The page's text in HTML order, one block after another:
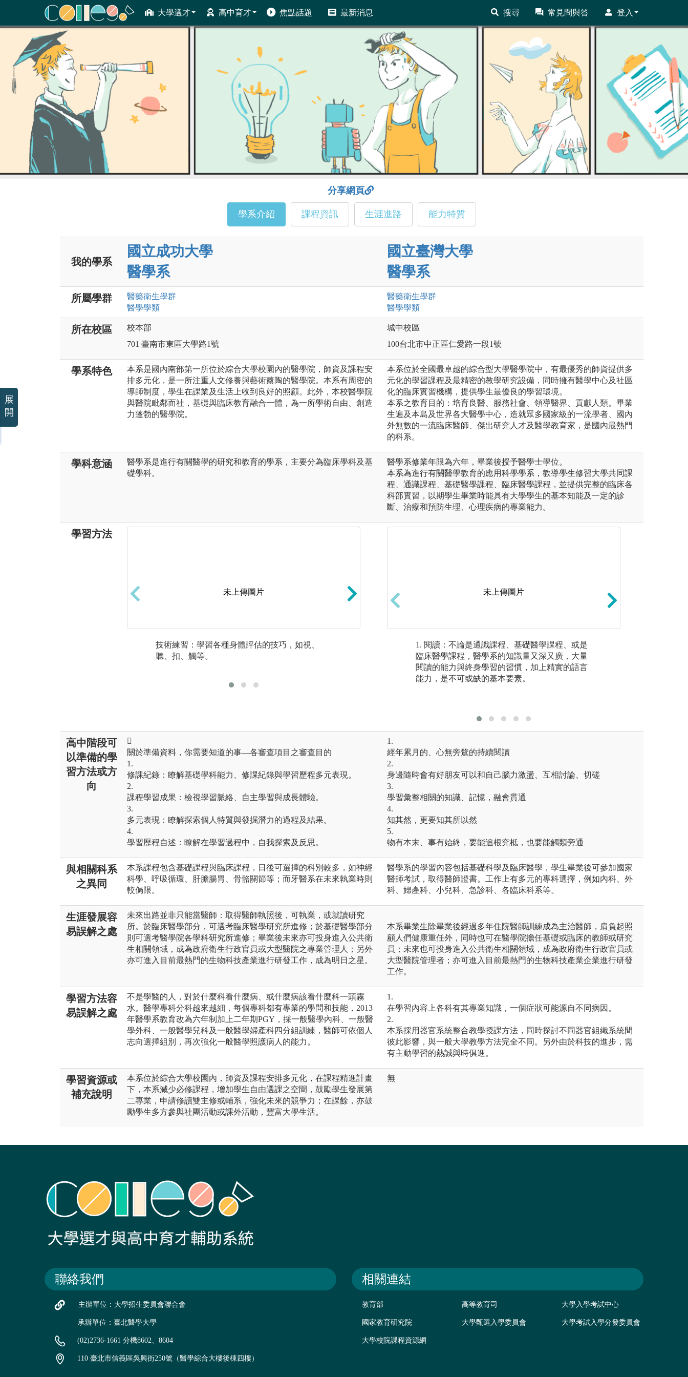
大學選才 高中育才 焦點話題 最新消息 搜尋 常見問與答 登入
ColleGo! 大學選才與高中育才輔助系統
分享網頁
學系介紹 課程資訊 生涯進路 能力特質
我的學系
國立成功大學
醫學系
國立臺灣大學
醫學系
所屬學群 醫藥衛生學群
醫學學類
醫藥衛生學群
醫學學類
所在校區
校本部
701 臺南市東區大學路1號
城中校區
100台北市中正區仁愛路一段1號
學系特色
本系是國內南部第一所位於綜合大學校園內的醫學院，師資及課程安
排多元化，是一所注重人文修養與藝術薰陶的醫學院。本系有周密的
導師制度，學生在課業及生活上收到良好的照顧。此外，本校醫學院
與醫院毗鄰而社，基礎與臨床教育融合一體，為一所學術自由、創造
力蓬勃的醫學院。
本系位於全國最卓越的綜合型大學醫學院中，有最優秀的師資提供多
元化的學習課程及最精密的教學研究設備，同時擁有醫學中心及社區
化的臨床實習機構，提供學生最優良的學習環境。
本系之教育目的：培育良醫、服務社會、領導醫界、貢獻⼈類。畢業
生遍及本島及世界各大醫學中心，造就眾多國家級的一流學者、國內
外無數的一流臨床醫師、傑出研究人才及醫學教育家，是國內最熱門
的科系。
學科意涵
醫學系是進行有關醫學的研究和教育的學系，主要分為臨床學科及基
礎學科。
醫學系修業年限為六年，畢業後授予醫學士學位。
本系為進行有關醫學教育的應用科學學系，教導學生修習大學共同課
程、通識課程、基礎醫學課程、臨床醫學課程，並提供完整的臨床各
科部實習，以期學生畢業時能具有大學學生的基本知能及一定的診
斷、治療和預防生理、心理疾病的專業能力。
學習方法
未上傳圖片
技術練習：學習各種身體評估的技巧，如視、
聽、扣、觸等。
未上傳圖片
合作學習：小組討論與團隊合作。
未上傳圖片
1. 閱讀：不論是通識課程、基礎醫學課程、或是
臨床醫學課程，醫學系的知識量又深又廣，大量
閱讀的能力與終身學習的習慣，加上精實的語言
能力，是不可或缺的基本要素。
高中階段可
以準備的學
習方法或方
向

關於準備資料，你需要知道的事—各審查項目之審查目的
1.
修課紀錄：瞭解基礎學科能力、修課紀錄與學習歷程多元表現。
2.
課程學習成果：檢視學習脈絡、自主學習與成長體驗。
3.
多元表現：瞭解探索個人特質與發掘潛力的過程及結果。
4.
學習歷程自述：瞭解在學習過程中，自我探索及反思。
1.
經年累月的、心無旁鶩的持續閱讀
2.
身邊隨時會有好朋友可以和自己腦力激盪、互相討論、切磋
3.
學習彙整相關的知識、記憶，融會貫通
4.
知其然，更要知其所以然
5.
物有本末、事有始終，要能追根究柢，也要能觸類旁通
與相關科系
之異同
本系課程包含基礎課程與臨床課程，日後可選擇的科別較多，如神經
科學、呼吸循環、肝膽腸胃、骨骼關節等；而牙醫系在未來執業時則
較侷限。
醫學系的學習內容包括基礎科學及臨床醫學，學生畢業後可參加國家
醫師考試，取得醫師證書。工作上有多元的專科選擇，例如內科、外
科、婦產科、小兒科、急診科、各臨床科系等。
生涯發展容
易誤解之處
未來出路並非只能當醫師：取得醫師執照後，可執業，或就讀研究
所。於臨床醫學部分，可選考臨床醫學研究所進修；於基礎醫學部分
則可選考醫學院各學科研究所進修；畢業後未來亦可投身進入公共衛
生相關領域，成為政府衛生行政官員或大型醫院之專業管理人；另外
亦可進入目前最熱門的生物科技產業進行研發工作，成為明日之星。
本系畢業生除畢業後經過多年住院醫師訓練成為主治醫師，肩負起照
顧人們健康重任外，同時也可在醫學院擔任基礎或臨床的教師或研究
員；未來也可投身進入公共衛生相關領域，成為政府衛生行政官員或
大型醫院管理者；亦可進入目前最熱門的生物科技產業企業進行研發
工作。
學習方法容
易誤解之處
不是學醫的人，對於什麼科看什麼病、或什麼病該看什麼科一頭霧
水。醫學專科分科越來越細，每個專科都有專業的學問和技能，2013
年醫學系教育改為六年制加上二年期PGY，採一般醫學內科、一般醫
學外科、一般醫學兒科及一般醫學婦產科四分組訓練，醫師可依個人
志向選擇組別，再次強化一般醫學照護病人的能力。
1.
在學習內容上各科有其專業知識，一個症狀可能源自不同病因。
2.
本系採⽤器官系統整合教學授課⽅法，同時探討不同器官組織系統間
彼此影響，與⼀般⼤學教學⽅法完全不同。另外由於科技的進步，需
有主動學習的熱誠與時俱進。
學習資源或
補充說明
本系位於綜合大學校園內，師資及課程安排多元化，在課程精進計畫
下，本系減少必修課程，增加學生自由選課之空間，鼓勵學生發展第
二專業，申請修讀雙主修或輔系，強化未來的競爭力；在課餘，亦鼓
勵學生多方參與社團活動或課外活動，豐富大學生活。
無
聯絡我們
主辦單位：大學招生委員會聯合會
承辦單位：臺北醫學大學
(02)2736-1661 分機8602、8604
110 臺北市信義區吳興街250號（醫學綜合大樓後棟四樓）
相關連結
教育部 高等教育司 大學入學考試中心
國家教育研究院 大學甄選入學委員會 大學考試入學分發委員會
大學校院課程資源網
展
開